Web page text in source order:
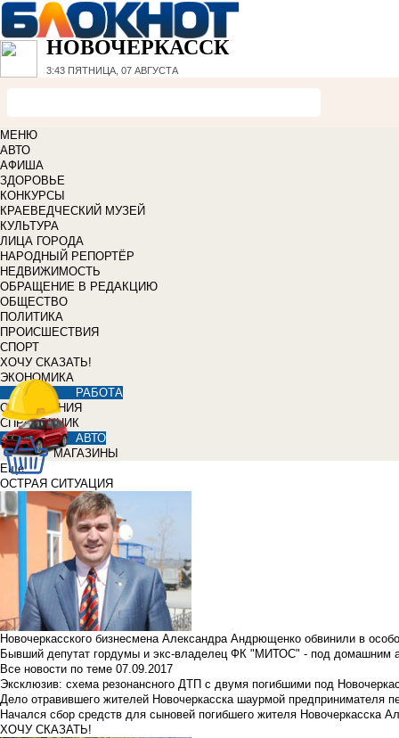
НОВОЧЕРКАССК
3:43 ПЯТНИЦА, 07 АВГУСТА
МЕНЮ
АВТО
АФИША
ЗДОРОВЬЕ
КОНКУРСЫ
КРАЕВЕДЧЕСКИЙ МУЗЕЙ
КУЛЬТУРА
ЛИЦА ГОРОДА
НАРОДНЫЙ РЕПОРТЁР
НЕДВИЖИМОСТЬ
ОБРАЩЕНИЕ В РЕДАКЦИЮ
ОБЩЕСТВО
ПОЛИТИКА
ПРОИСШЕСТВИЯ
СПОРТ
ХОЧУ СКАЗАТЬ!
ЭКОНОМИКА
РАБОТА
ОБЪЯВЛЕНИЯ
СПРАВОЧНИК
АВТО
МАГАЗИНЫ
Еще
ОСТРАЯ СИТУАЦИЯ
Новочеркасского бизнесмена Александра Андрющенко обвинили в
Бывший депутат гордумы и экс-владелец ФК "МИТОС" - под домашним
Все новости по теме 07.09.2017
Эксклюзив: схема резонансного ДТП с двумя погибшими под
Дело отравившего жителей Новочеркасска шаурмой предпринимателя
Начался сбор средств для сыновей погибшего жителя Новочеркасска
ХОЧУ СКАЗАТЬ!